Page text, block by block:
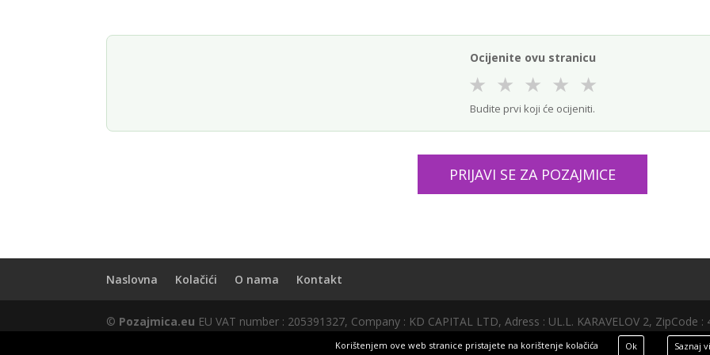
Ocijenite ovu stranicu
★ ★ ★ ★ ★
Budite prvi koji će ocijeniti.
PRIJAVI SE ZA POZAJMICE
Naslovna Kolačići O nama Kontakt
© Pozajmica.eu EU VAT number : 205391327, Company : KD CAPITAL LTD, Adress : UL.L. KARAVELOV 2, ZipCode
brzepozajmice.eu | zajam.eu
Korištenjem ove web stranice pristajete na korištenje kolačića Ok Saznaj